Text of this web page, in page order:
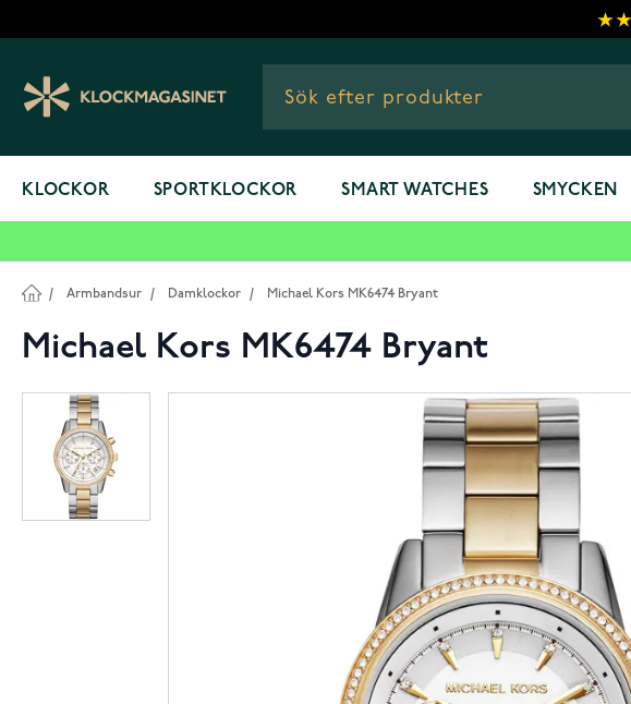
KLOCKOR SPORTKLOCKOR SMART WATCHES SMYCKEN
/ Armbandsur / Damklockor / Michael Kors MK6474 Bryant
Michael Kors MK6474 Bryant